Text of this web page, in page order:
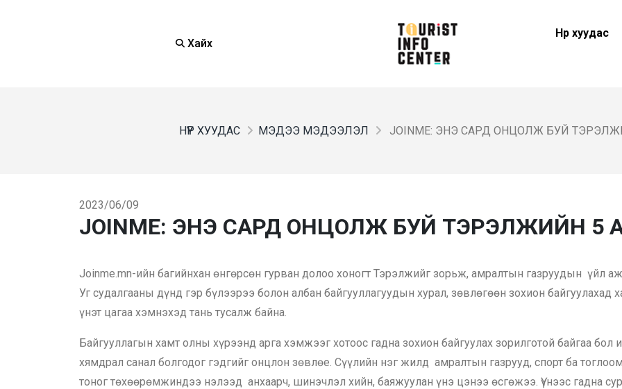
Хайх
Нүүр хуудас
НҮҮР ХУУДАС МЭДЭЭ МЭДЭЭЛЭЛ JOINME: ЭНЭ САРД ОНЦОЛЖ БУЙ
2023/06/09
JOINME: ЭНЭ САРД ОНЦОЛЖ БУЙ ТЭРЭЛЖИЙН 5
Joinme.mn-ийн багийнхан өнгөрсөн гурван долоо хоногт Тэрэлжийг зорьж, амралтын газруудын үйл
Уг судалгааны дүнд гэр бүлээрээ болон албан байгууллагуудын хурал, зөвлөгөөн зохион
үнэт цагаа хэмнэхэд тань тусалж байна.
Байгууллагын хамт олны хүрээнд арга хэмжээг хотоос гадна зохион байгуулах зорилготой байгаа
хямдрал санал болгодог гэдгийг онцлон зөвлөе. Сүүлийн нэг жилд амралтын газрууд, спорт ба
тоног төхөөрөмжиндээ нэлээд анхаарч, шинэчлэл хийн, баяжуулан үнэ цэнээ өсгөжээ. Үүнээс гадна